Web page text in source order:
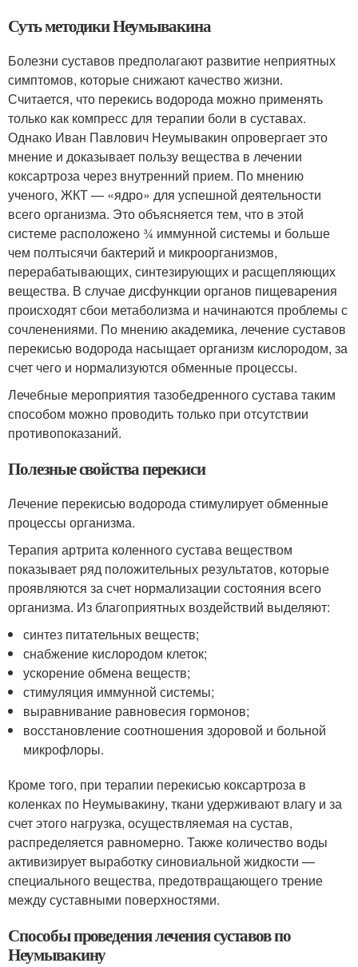
Суть методики Неумывакина
Болезни суставов предполагают развитие неприятных
симптомов, которые снижают качество жизни.
Считается, что перекись водорода можно применять
только как компресс для терапии боли в суставах.
Однако Иван Павлович Неумывакин опровергает это
мнение и доказывает пользу вещества в лечении
коксартроза через внутренний прием. По мнению
ученого, ЖКТ — «ядро» для успешной деятельности
всего организма. Это объясняется тем, что в этой
системе расположено ¾ иммунной системы и больше
чем полтысячи бактерий и микроорганизмов,
перерабатывающих, синтезирующих и расщепляющих
вещества. В случае дисфункции органов пищеварения
происходят сбои метаболизма и начинаются проблемы с
сочленениями. По мнению академика, лечение суставов
перекисью водорода насыщает организм кислородом, за
счет чего и нормализуются обменные процессы.
Лечебные мероприятия тазобедренного сустава таким
способом можно проводить только при отсутствии
противопоказаний.
Полезные свойства перекиси
Лечение перекисью водорода стимулирует обменные
процессы организма.
Терапия артрита коленного сустава веществом
показывает ряд положительных результатов, которые
проявляются за счет нормализации состояния всего
организма. Из благоприятных воздействий выделяют:
синтез питательных веществ;
снабжение кислородом клеток;
ускорение обмена веществ;
стимуляция иммунной системы;
выравнивание равновесия гормонов;
восстановление соотношения здоровой и больной
микрофлоры.
Кроме того, при терапии перекисью коксартроза в
коленках по Неумывакину, ткани удерживают влагу и за
счет этого нагрузка, осуществляемая на сустав,
распределяется равномерно. Также количество воды
активизирует выработку синовиальной жидкости —
специального вещества, предотвращающего трение
между суставными поверхностями.
Способы проведения лечения суставов по
Неумывакину